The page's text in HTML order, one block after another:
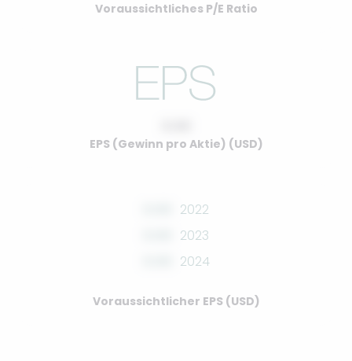
Voraussichtliches P/E Ratio
EPS (Gewinn pro Aktie) (USD)
2022
2023
2024
Voraussichtlicher EPS (USD)